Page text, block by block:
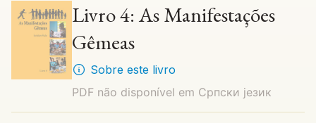
Livro 4: As Manifestações
Gêmeas
Sobre este livro
PDF não disponível em Cрпски језик